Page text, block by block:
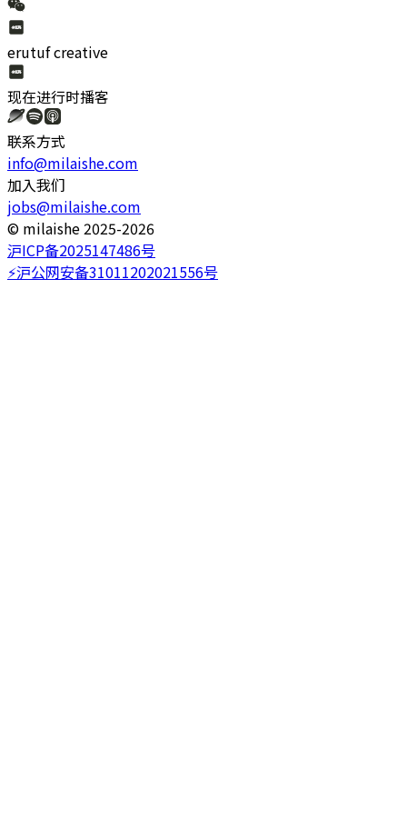
erutuf creative
现在进行时播客
联系方式
info@milaishe.com
加入我们
jobs@milaishe.com
©️ milaishe 2025-2026
沪ICP备2025147486号
⚡️沪公网安备31011202021556号